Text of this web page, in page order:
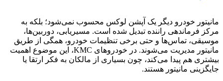
مانیتور خودرو دیگر یک آپشن لوکس محسوب نمی‌شود؛ بلکه به
مرکز فرماندهی راننده تبدیل شده است. مسیریابی، دوربین‌ها،
موسیقی، تماس‌ها و حتی برخی تنظیمات خودرو، همگی از طریق
مانیتور مدیریت می‌شوند. در خودروهای KMC، این موضوع اهمیت
بیشتری هم پیدا می‌کند، چون بسیاری از مالکان به فکر ارتقا یا
جایگزینی مانیتور هستند.